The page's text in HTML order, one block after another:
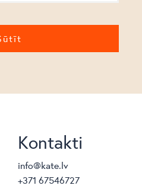
Kontakti
info@kate.lv
+371 67546727